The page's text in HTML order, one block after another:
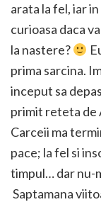
arata la fel, iar
curioasa daca
la nastere?
prima sarcina.
inceput sa
primit reteta de
Carceii ma
pace; la fel si
timpul… dar nu-
Saptamana